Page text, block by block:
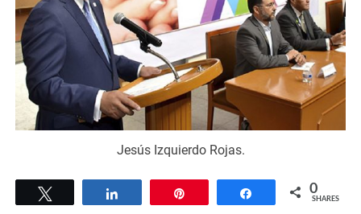
Jesús Izquierdo Rojas.
Share 0
SHARES